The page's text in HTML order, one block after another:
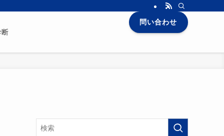
断
問い合わせ